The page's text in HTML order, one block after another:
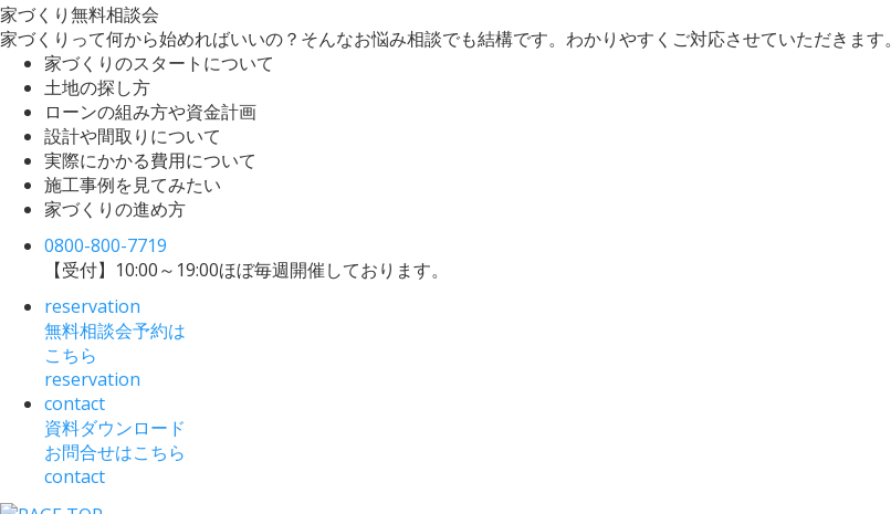
家づくり無料相談会
家づくりって何から始めればいいの？そんなお悩み相談でも結構です。わかりやすくご対応させていただきます。
家づくりのスタートについて
土地の探し方
ローンの組み方や資金計画
設計や間取りについて
実際にかかる費用について
施工事例を見てみたい
家づくりの進め方
0800-800-7719
【受付】10:00～19:00ほぼ毎週開催しております。
reservation
無料相談会予約は
こちら
reservation
contact
資料ダウンロード
お問合せはこちら
contact